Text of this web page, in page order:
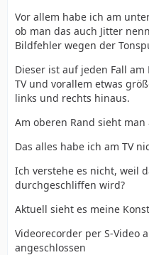
Vor allem habe ich am
ob man das auch Jitter
Bildfehler wegen der
Dieser ist auf jeden Fall
TV und vorallem etwas
links und rechts hinaus.
Am oberen Rand sieht
Das alles habe ich am TV
Ich verstehe es nicht, weil
durchgeschliffen wird?
Aktuell sieht es meine
Videorecorder per S-Video
angeschlossen